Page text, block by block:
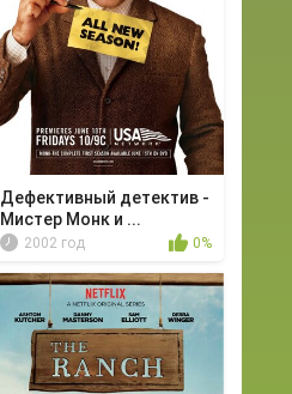
Дефективный детектив -
Мистер Монк и ...
2002 год 0%